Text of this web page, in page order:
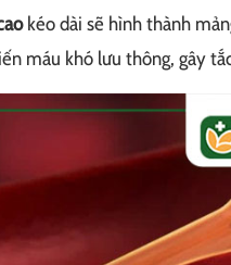
kéo dài sẽ hình thành
máu khó lưu thông, gây